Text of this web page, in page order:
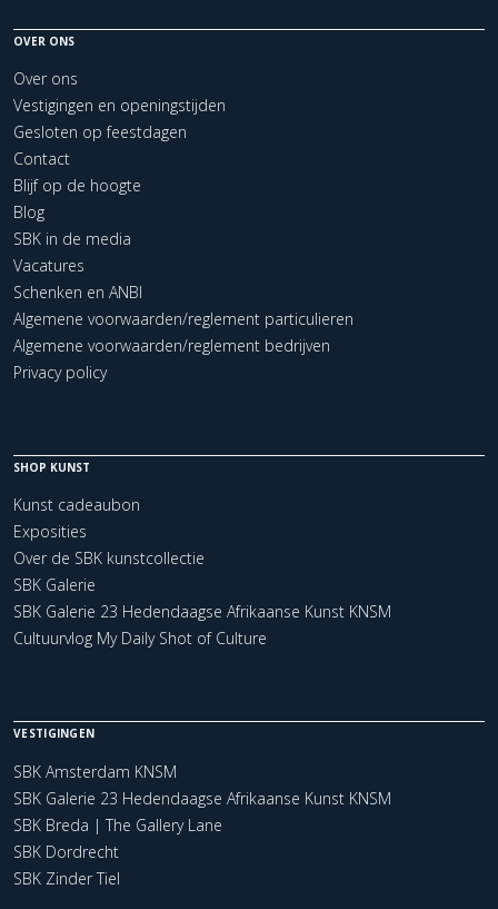
OVER ONS
Over ons
Vestigingen en openingstijden
Gesloten op feestdagen
Contact
Blijf op de hoogte
Blog
SBK in de media
Vacatures
Schenken en ANBI
Algemene voorwaarden/reglement particulieren
Algemene voorwaarden/reglement bedrijven
Privacy policy
SHOP KUNST
Kunst cadeaubon
Exposities
Over de SBK kunstcollectie
SBK Galerie
SBK Galerie 23 Hedendaagse Afrikaanse Kunst KNSM
Cultuurvlog My Daily Shot of Culture
VESTIGINGEN
SBK Amsterdam KNSM
SBK Galerie 23 Hedendaagse Afrikaanse Kunst KNSM
SBK Breda | The Gallery Lane
SBK Dordrecht
SBK Zinder Tiel